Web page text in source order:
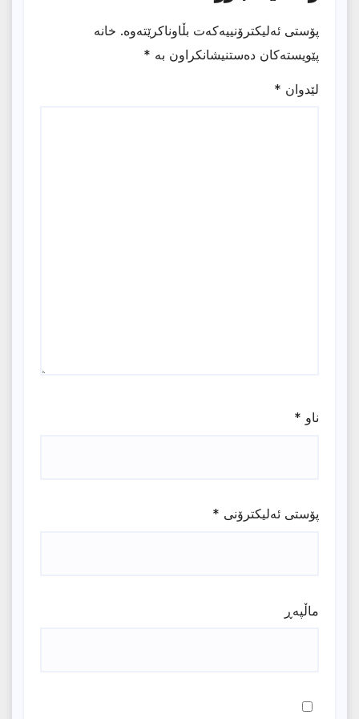
پۆستی ئەلیکترۆنییەکەت بڵاوناکرێتەوە. خانە
پێویستەکان دەستنیشانکراون بە *
لێدوان *
ناو *
پۆستی ئەلیکترۆنی *
ماڵپه‌ڕ